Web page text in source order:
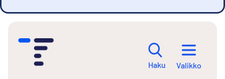
Haku Valikko